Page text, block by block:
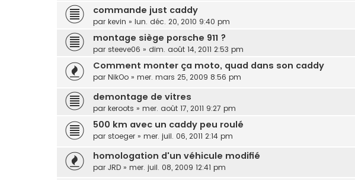
commande just caddy
par kevin » lun. déc. 20, 2010 9:40 pm
montage siège porsche 911 ?
par steeve06 » dim. août 14, 2011 2:53 pm
Comment monter ça moto, quad dans son caddy
par NikOo » mer. mars 25, 2009 8:56 pm
demontage de vitres
par keroots » mer. août 17, 2011 9:27 pm
500 km avec un caddy peu roulé
par stoeger » mer. juil. 06, 2011 2:14 pm
homologation d'un véhicule modifié
par JRD » mer. juil. 08, 2009 12:41 pm